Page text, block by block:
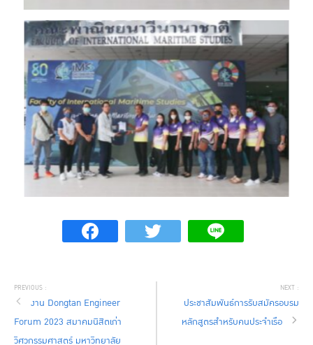
งาน Dongtan Engineer
Forum 2023 สมาคมนิสิตเก่า
วิศวกรรมศาสตร์ มหาวิทยาลัย
ประชาสัมพันธ์การรับสมัครอบรม
หลักสูตรสำหรับคนประจำเรือ